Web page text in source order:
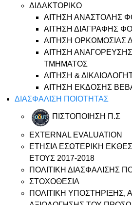
ΔΙΔΑΚΤΟΡΙΚΟ
ΑΙΤΗΣΗ ΑΝΑΣΤΟΛΗΣ
ΑΙΤΗΣΗ ΔΙΑΓΡΑΦΗΣ
ΑΙΤΗΣΗ ΟΡΚΩΜΟΣΙΑΣ
ΑΙΤΗΣΗ
ΤΜΗΜΑΤΟΣ
ΑΙΤΗΣΗ &
ΑΙΤΗΣΗ ΕΚΔΟΣΗΣ
ΔΙΑΣΦΑΛΙΣΗ ΠΟΙΟΤΗΤΑΣ
ΠΙΣΤΟΠΟΙΗΣΗ Π.Σ
EXTERNAL EVALUATION
ΕΤΗΣΙΑ ΕΣΩΤΕΡΙΚΗ
ΕΤΟΥΣ 2017-2018
ΠΟΛΙΤΙΚΗ ΔΙΑΣΦΑΛΙΣΗΣ
ΣΤΟΧΟΘΕΣΙΑ
ΠΟΛΙΤΙΚΗ ΥΠΟΣΤΗΡΙΞΗΣ,